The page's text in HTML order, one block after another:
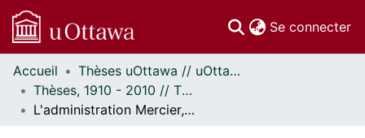
Se connecter
Communautés
et collections
Parcourir
Accueil
Thèses uOttawa // uOttawa Theses
Thèses, 1910 - 2010 // Theses, 1910 - 2010
L'administration Mercier, 1887-1891 : anatomie d'une légende.